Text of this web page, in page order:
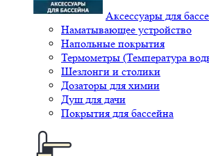
Аксессуары для
Наматывающее устройство
Напольные покрытия
Термометры (Температура
Шезлонги и столики
Дозаторы для химии
Душ для дачи
Покрытия для бассейна